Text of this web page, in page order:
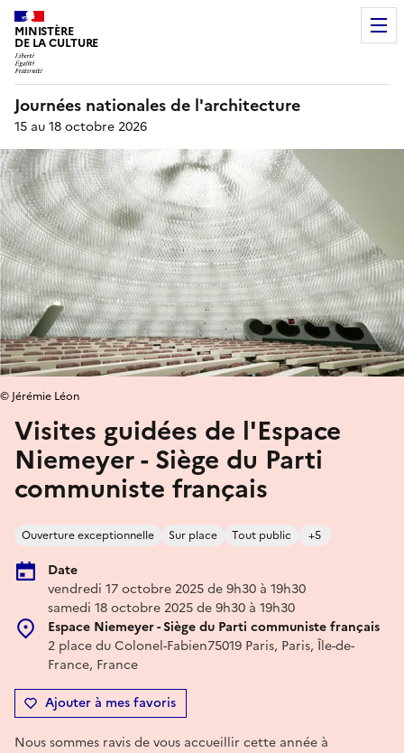
MINISTÈRE
DE LA CULTURE
Journées nationales de l'architecture
15 au 18 octobre 2026
Visites guidées de l'Espace
Niemeyer - Siège du Parti
communiste français
Ouverture exceptionnelle Sur place Tout public +5
Date
vendredi 17 octobre 2025 de 9h30 à 19h30
samedi 18 octobre 2025 de 9h30 à 19h30
Espace Niemeyer - Siège du Parti communiste français
2 place du Colonel-Fabien75019 Paris, Paris, Île-de-
France, France
Ajouter à mes favoris
© Jérémie Léon
Nous sommes ravis de vous accueillir cette année à